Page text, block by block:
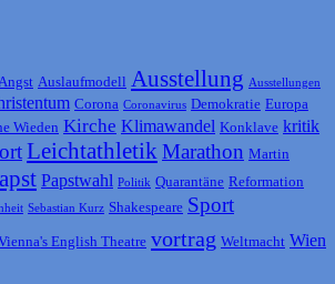
Auslaufmodell Ausstellung Ausstellungen
Corona Coronavirus Demokratie Europa
Wieden Kirche Klimawandel Konklave kritik
LeichtathletikMarathon Martin
Papstwahl Politik Quarantäne Reformation
Sebastian Kurz Shakespeare Sport
English Theatre vortrag Weltmacht Wien